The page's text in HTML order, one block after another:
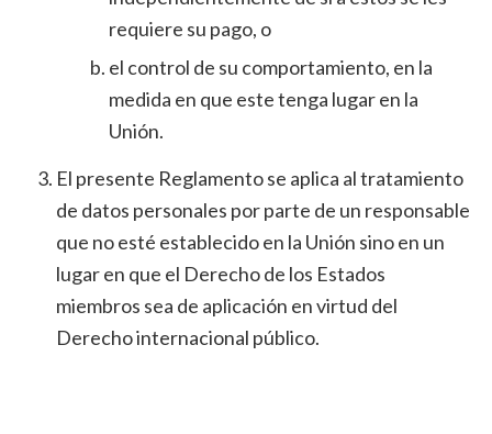
requiere su pago, o
el control de su comportamiento, en la
medida en que este tenga lugar en la
Unión.
El presente Reglamento se aplica al tratamiento
de datos personales por parte de un responsable
que no esté establecido en la Unión sino en un
lugar en que el Derecho de los Estados
miembros sea de aplicación en virtud del
Derecho internacional público.